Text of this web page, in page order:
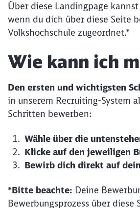
Über diese Landingpage
wenn du dich über diese Seite
Volkshochschule zugeordnet.*
Wie kann ich
Den ersten und wichtigsten
in unserem Recruiting-System
Schritten bewerben:
Wähle über die
Klicke auf den jeweiligen
Bewirb dich direkt auf
*Bitte beachte: Deine
Bewerbungsprozess über